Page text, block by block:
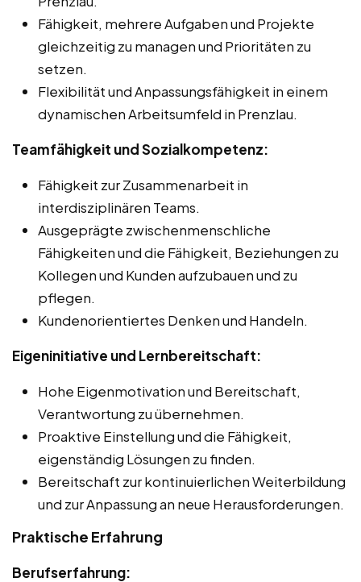
Fähigkeit, mehrere Aufgaben und Projekte
gleichzeitig zu managen und Prioritäten zu
setzen.
Flexibilität und Anpassungsfähigkeit in einem
dynamischen Arbeitsumfeld in Prenzlau.
Teamfähigkeit und Sozialkompetenz:
Fähigkeit zur Zusammenarbeit in
interdisziplinären Teams.
Ausgeprägte zwischenmenschliche
Fähigkeiten und die Fähigkeit, Beziehungen zu
Kollegen und Kunden aufzubauen und zu
pflegen.
Kundenorientiertes Denken und Handeln.
Eigeninitiative und Lernbereitschaft:
Hohe Eigenmotivation und Bereitschaft,
Verantwortung zu übernehmen.
Proaktive Einstellung und die Fähigkeit,
eigenständig Lösungen zu finden.
Bereitschaft zur kontinuierlichen Weiterbildung
und zur Anpassung an neue Herausforderungen.
Praktische Erfahrung
Berufserfahrung: